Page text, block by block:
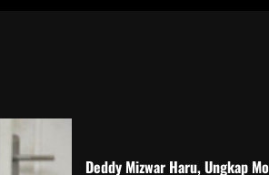
Deddy Mizwar Haru, Ungkap